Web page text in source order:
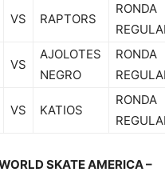
VS RAPTORS
RONDA
VS
AJOLOTES
NEGRO
RONDA
VS KATIOS
RONDA
SKATE AMERICA –